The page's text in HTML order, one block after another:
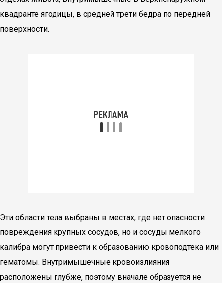
квадранте ягодицы, в средней трети бедра по передней
поверхности.
Эти области тела выбраны в местах, где нет опасности
повреждения крупных сосудов, но и сосуды мелкого
калибра могут привести к образованию кровоподтека или
гематомы. Внутримышечные кровоизлияния
расположены глубже, поэтому вначале образуется не